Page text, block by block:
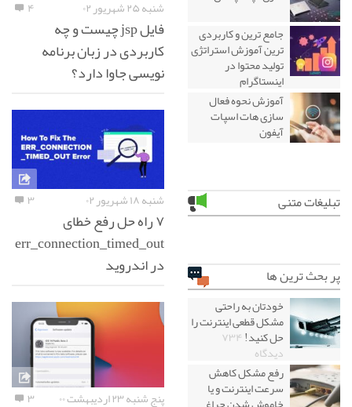
جامع ترین و کاربردی
ترین آموزش استراتژی
تولید محتوا در
اینستاگرام
آموزش نحوه فعال
سازی هات اسپات
آیفون
تبلیغات متنی
پر بحث ترین ها
خودتان به راحتی
مشکل قطعی اینترنت را
حل کنید!۷۳۴
دیدگاه
رفع مشکل کاهش
سرعت اینترنت و یا
شنبه ۲۵ شهریور ۰۲ ۴
فایل jsp چیست و چه
کاربردی در زبان برنامه
نویسی جاوا دارد؟
شنبه ۱۸ شهریور ۰۲ ۳
۷ راه حل رفع خطای
err_connection_timed_out
در اندروید
پنج شنبه ۲۳ اردیبهشت ۰۰ ۳